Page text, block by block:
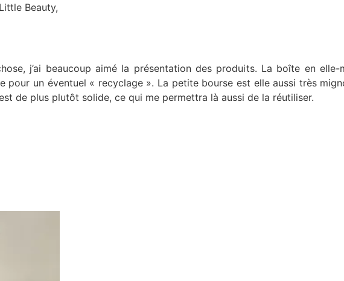
Beauty,
j’ai beaucoup aimé la présentation des produits. La boîte en elle-
pour un éventuel « recyclage ». La petite bourse est elle aussi très
de plus plutôt solide, ce qui me permettra là aussi de la réutiliser.